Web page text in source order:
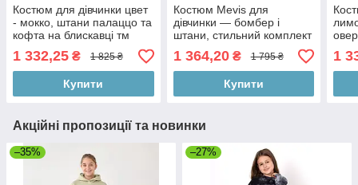
Костюм для дівчинки цвет
- мокко, штани палаццо та
кофта на блискавці тм
BossKids розмір 164
1 332,25 ₴ 1 825 ₴
Купити
Костюм Mevis для
дівчинки — бомбер і
штани, стильний комплект
розмір 152 см
1 364,20₴ 1 795 ₴
Купити
1
Акційні пропозиції та новинки
–35% –27%